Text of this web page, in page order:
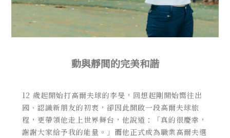
動與靜間的完美和諧
12 歲起開始打高爾夫球的李旻，回想起剛開始嚮往出
國、認識新朋友的初衷，卻因此開啟一段高爾夫球旅
程，更帶領他走上世界舞台，他說道：「真的很慶幸，
謝謝大家給予我的能量。」 而他正式成為職業高爾夫選